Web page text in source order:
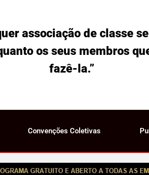
associação de classe
os seus membros
fazê-la.”
Convenções Coletivas